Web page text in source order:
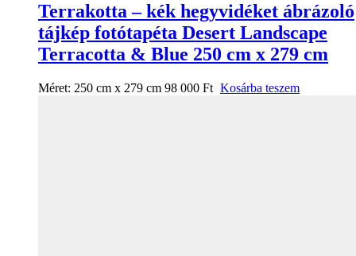
Terrakotta – kék hegyvidéket ábrázoló
tájkép fotótapéta Desert Landscape
Terracotta & Blue 250 cm x 279 cm
Méret: 250 cm x 279 cm 98 000 Ft Kosárba teszem